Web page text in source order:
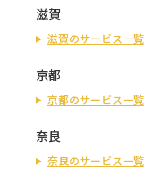
滋賀
滋賀のサービス一覧
京都
京都のサービス一覧
奈良
奈良のサービス一覧